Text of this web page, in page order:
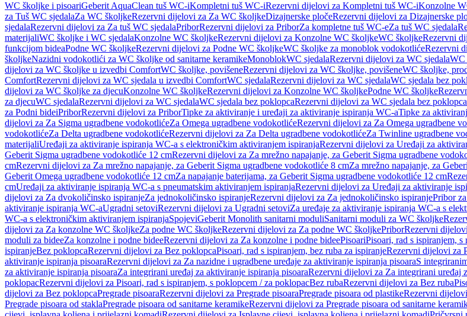
WC školjke i pisoariGeberit AquaClean tuš WC-iKompletni tuš WC-iRezervni dijelovi za Kompletni tuš WC-iKonzolne
za Tuš WC sjedalaZa WC školjkeRezervni dijelovi za Za WC školjkeDizajnerske pločeRezervni dijelovi za Dizajnerske
sjedalaRezervni dijelovi za Za tuš WC sjedalaPriborRezervni dijelovi za PriborZa kompletne tuš WC-eZa tuš WC sjedala
materijaliWC školjke i WC sjedalaKonzolne WC školjkeRezervni dijelovi za Konzolne WC školjkeWC školjkeRezervni
funkcijom bideaPodne WC školjkeRezervni dijelovi za Podne WC školjkeWC školjke za monoblok vodokotlićeRezervni
školjkeNazidni vodokotlići za WC školjke od sanitarne keramikeMonoblokWC sjedalaRezervni dijelovi za WC sjedalaWC
dijelovi za WC školjke u izvedbi ComfortWC školjke, povišeneRezervni dijelovi za WC školjke, povišeneWC školjke,
ComfortRezervni dijelovi za WC sjedala u izvedbi ComfortWC sjedalaRezervni dijelovi za WC sjedalaWC sjedala bez
dijelovi za WC školjke za djecuKonzolne WC školjkeRezervni dijelovi za Konzolne WC školjkePodne WC školjke
za djecuWC sjedalaRezervni dijelovi za WC sjedalaWC sjedala bez poklopcaRezervni dijelovi za WC sjedala bez poklopca
za Podni bideiPriborRezervni dijelovi za PriborTipke za aktiviranje i uređaji za aktiviranje ispiranja WC-aTipke za
dijelovi za Za Sigma ugradbene vodokotlićeZa Omega ugradbene vodokotlićeRezervni dijelovi za Za Omega ugradbene
vodokotlićeZa Delta ugradbene vodokotlićeRezervni dijelovi za Za Delta ugradbene vodokotlićeZa Twinline ugradbene
materijaliUređaji za aktiviranje ispiranja WC-a s elektroničkim aktiviranjem ispiranjaRezervni dijelovi za Uređaji za
Geberit Sigma ugradbene vodokotliće 12 cmRezervni dijelovi za Za mrežno napajanje, za Geberit Sigma ugradbene
cmRezervni dijelovi za Za mrežno napajanje, za Geberit Sigma ugradbene vodokotliće 8 cmZa mrežno napajanje, za
Geberit Omega ugradbene vodokotliće 12 cmZa napajanje baterijama, za Geberit Sigma ugradbene vodokotliće 12 cm
cmUređaji za aktiviranje ispiranja WC-a s pneumatskim aktiviranjem ispiranjaRezervni dijelovi za Uređaji za aktiviranje
dijelovi za Za dvokoličinsko ispiranjeZa jednokoličinsko ispiranjeRezervni dijelovi za Za jednokoličinsko ispiranjePribor
aktiviranje ispiranja WC-aUgradni setoviRezervni dijelovi za Ugradni setoviZa uređaje za aktiviranje ispiranja WC-a s
WC-a s elektroničkim aktiviranjem ispiranjaSpojeviGeberit Monolith sanitarni moduliSanitarni moduli za WC školjke
dijelovi za Za konzolne WC školjkeZa podne WC školjkeRezervni dijelovi za Za podne WC školjkePriborRezervni
moduli za bideeZa konzolne i podne bideeRezervni dijelovi za Za konzolne i podne bideePisoariPisoari, rad s ispiranjem, s
ispiranjeBez poklopcaRezervni dijelovi za Bez poklopcaPisoari, rad s ispiranjem, bez ruba za ispiranjeRezervni dijelovi za
aktiviranje ispiranja pisoaraRezervni dijelovi za Za nazidne i ugradbene uređaje za aktiviranje ispiranja pisoaraS
za aktiviranje ispiranja pisoaraZa integrirani uređaj za aktiviranje ispiranja pisoaraRezervni dijelovi za Za integrirani uređaj
poklopacRezervni dijelovi za Pisoari, rad s ispiranjem, s poklopcem / za poklopacBez rubaRezervni dijelovi za Bez ruba
dijelovi za Bez poklopcaPregrade pisoaraRezervni dijelovi za Pregrade pisoaraPregrade pisoara od plastikeRezervni
Pregrade pisoara od staklaPregrade pisoara od sanitarne keramikeRezervni dijelovi za Pregrade pisoara od sanitarne